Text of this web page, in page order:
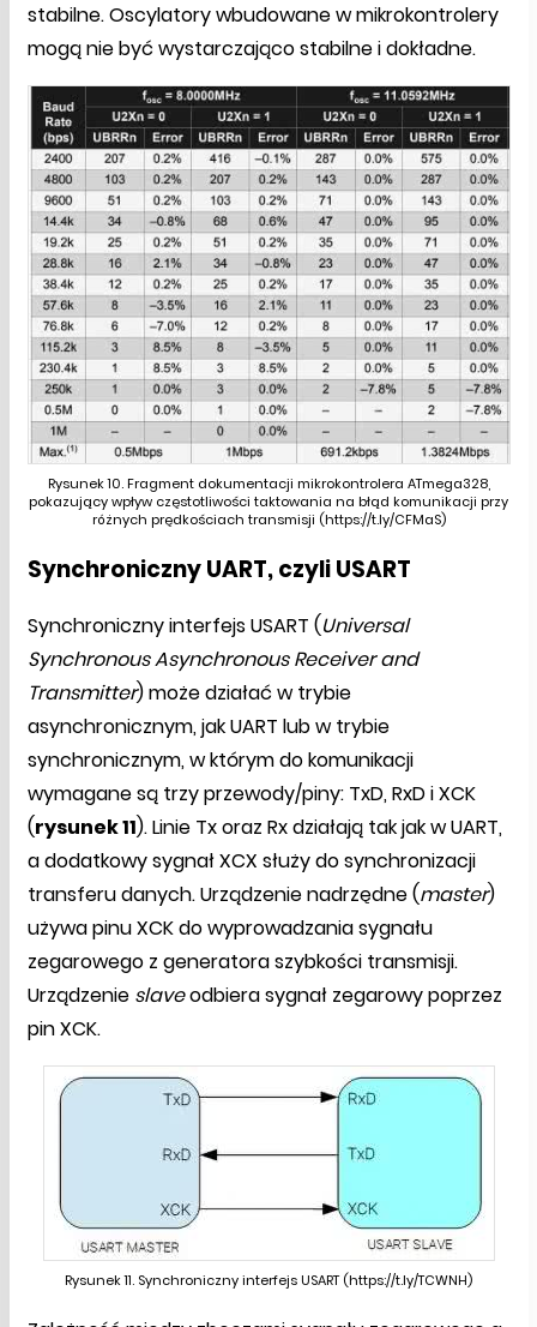
stabilne. Oscylatory wbudowane w mikrokontrolery
mogą nie być wystarczająco stabilne i dokładne.
Rysunek 10. Fragment dokumentacji mikrokontrolera ATmega328,
pokazujący wpływ częstotliwości taktowania na błąd komunikacji przy
różnych prędkościach transmisji (https://t.ly/CFMaS)
Synchroniczny UART, czyli USART
Synchroniczny interfejs USART (Universal
Synchronous Asynchronous Receiver and
Transmitter) może działać w trybie
asynchronicznym, jak UART lub w trybie
synchronicznym, w którym do komunikacji
wymagane są trzy przewody/piny: TxD, RxD i XCK
(rysunek 11). Linie Tx oraz Rx działają tak jak w UART,
a dodatkowy sygnał XCX służy do synchronizacji
transferu danych. Urządzenie nadrzędne (master)
używa pinu XCK do wyprowadzania sygnału
zegarowego z generatora szybkości transmisji.
Urządzenie slaveodbiera sygnał zegarowy poprzez
pin XCK.
Rysunek 11. Synchroniczny interfejs USART (https://t.ly/TCWNH)